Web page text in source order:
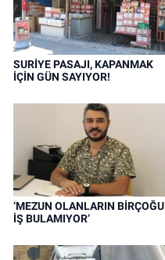
SURİYE PASAJI, KAPANMAK
İÇİN GÜN SAYIYOR!
‘MEZUN OLANLARIN BİRÇOĞU
İŞ BULAMIYOR’